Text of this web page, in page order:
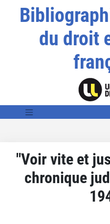
du droit
"Voir vite et
chronique